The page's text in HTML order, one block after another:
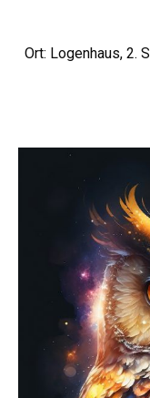
Ort: Logenhaus, 2.